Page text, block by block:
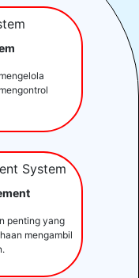
penting yang
mengambil